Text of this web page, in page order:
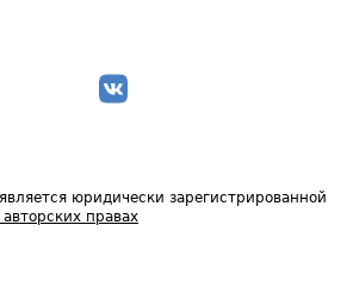
юридически зарегистрированной
правах